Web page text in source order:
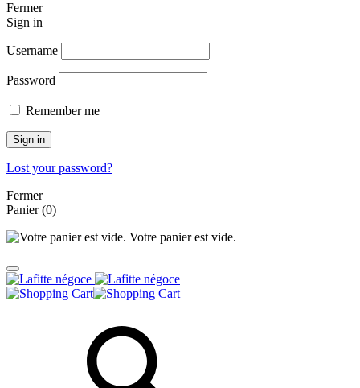
Fermer
Sign in
Username
Password
Remember me
Sign in
Lost your password?
Fermer
Panier(0)
Votre panier est vide.
Panier